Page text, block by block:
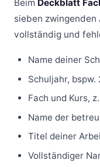
Beim Deckblatt
sieben zwingenden
vollständig und
Name deiner
Schuljahr, bspw.
Fach und Kurs,
Name der
Titel deiner
Vollständiger